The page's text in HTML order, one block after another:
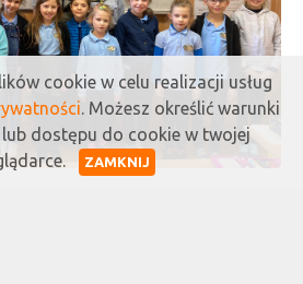
cookie w celu realizacji usług
. Możesz określić warunki
dostępu do cookie w twojej
ZAMKNIJ